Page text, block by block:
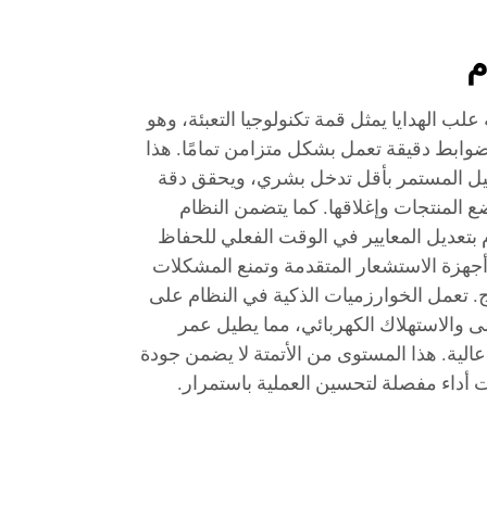
الهدايا يمثل قمة تكنولوجيا التعبئة، وهو
دقيقة تعمل بشكل متزامن تمامًا. هذا
المستمر بأقل تدخل بشري، ويحقق دقة
وإغلاقها. كما يتضمن النظام
بتعديل المعايير في الوقت الفعلي للحفاظ
الاستشعار المتقدمة وتمنع المشكلات
تعمل الخوارزميات الذكية في النظام على
والاستهلاك الكهربائي، مما يطيل عمر
هذا المستوى من الأتمتة لا يضمن جودة
أداء مفصلة لتحسين العملية باستمرار.